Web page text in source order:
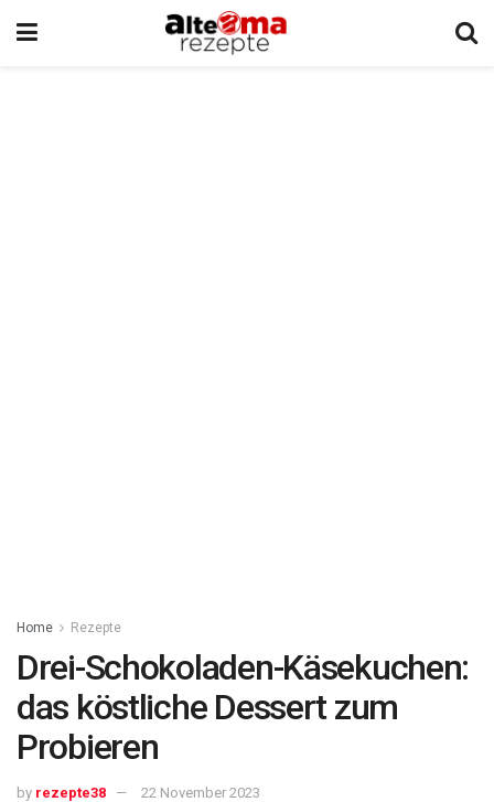
Home Rezepte
Drei-Schokoladen-Käsekuchen:
das köstliche Dessert zum
Probieren
by rezepte38 22 November 2023